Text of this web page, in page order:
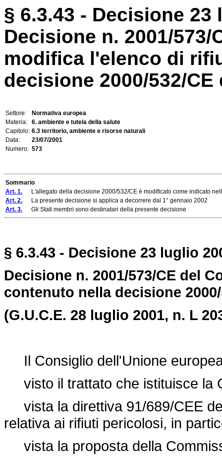
§ 6.3.43 - Decisione 23
Decisione n. 2001/
modifica l'elenco di
decisione 2000/532/
Settore:
Normativa europea
Materia:
6. ambiente e tutela della salute
Capitolo: 6.3 territorio, ambiente e risorse naturali
Data:
23/07/2001
Numero: 573
Sommario
Art. 1. L'allegato della decisione 2000/532/CE è modificato come indicato
Art. 2. La presente decisione si applica a decorrere dal 1° gennaio 2002
Art. 3. Gli Stati membri sono destinatari della presente decisione
§ 6.3.43 - Decisione 23 luglio
Decisione n. 2001/573/CE del
contenuto nella decisione
(G.U.C.E. 28 luglio 2001, n. L
Il Consiglio dell'Unione
visto il trattato che istituisce la
vista la direttiva 91/689/CEE
relativa ai rifiuti pericolosi, in
vista la proposta della